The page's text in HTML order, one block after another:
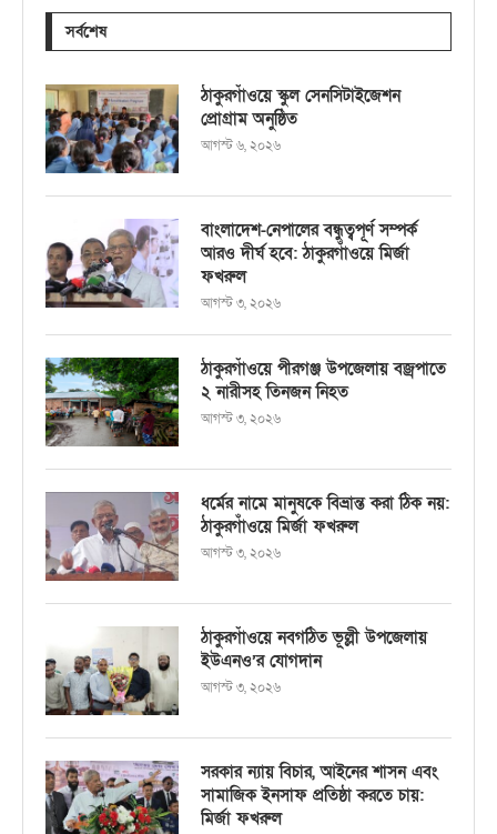
সর্বশেষ
ঠাকুরগাঁওয়ে স্কুল সেনসিটাইজেশন
প্রোগ্রাম অনুষ্ঠিত
আগস্ট ৬, ২০২৬
বাংলাদেশ-নেপালের বন্ধুত্বপূর্ণ সম্পর্ক
আরও দীর্ঘ হবে: ঠাকুরগাঁওয়ে মির্জা
ফখরুল
আগস্ট ৩, ২০২৬
ঠাকুরগাঁওয়ে পীরগঞ্জ উপজেলায় বজ্রপাতে
২ নারীসহ তিনজন নিহত
আগস্ট ৩, ২০২৬
ধর্মের নামে মানুষকে বিভ্রান্ত করা ঠিক নয়:
ঠাকুরগাঁওয়ে মির্জা ফখরুল
আগস্ট ৩, ২০২৬
ঠাকুরগাঁওয়ে নবগঠিত ভূল্লী উপজেলায়
ইউএনও’র যোগদান
আগস্ট ৩, ২০২৬
সরকার ন্যায় বিচার, আইনের শাসন এবং
সামাজিক ইনসাফ প্রতিষ্ঠা করতে চায়:
মির্জা ফখরুল